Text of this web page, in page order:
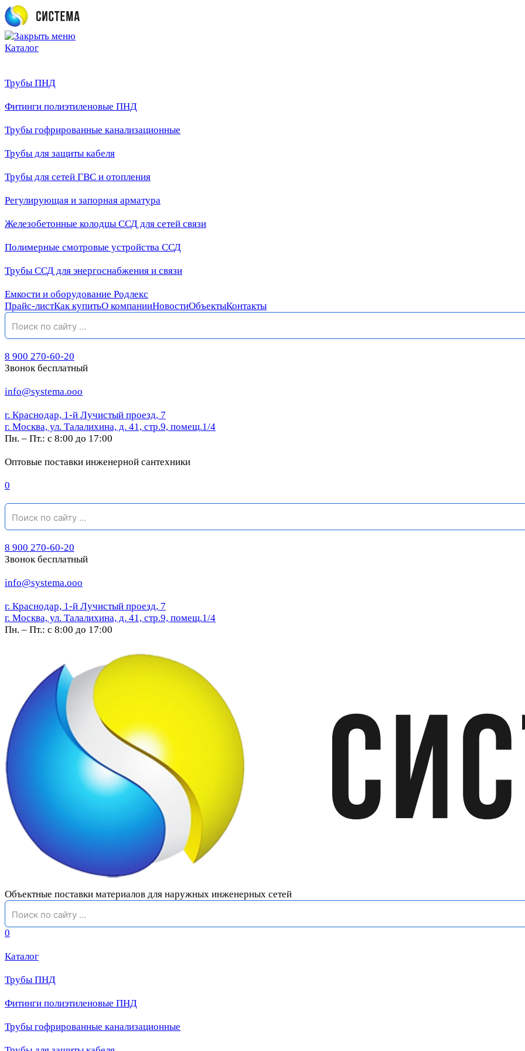
Каталог
Трубы ПНД
Фитинги полиэтиленовые ПНД
Трубы гофрированные канализационные
Трубы для защиты кабеля
Трубы для сетей ГВС и отопления
Регулирующая и запорная арматура
Железобетонные колодцы ССД для сетей связи
Полимерные смотровые устройства ССД
Трубы ССД для энергоснабжения и связи
Емкости и оборудование Родлекс
Прайс-листКак купитьО компанииНовостиОбъектыКонтакты
8 900 270-60-20
Звонок бесплатный
info@systema.ooo
г. Краснодар, 1-й Лучистый проезд, 7
г. Москва, ул. Талалихина, д. 41, стр.9, помещ.1/4
Пн. – Пт.: с 8:00 до 17:00
Оптовые поставки инженерной сантехники
0
8 900 270-60-20
Звонок бесплатный
info@systema.ooo
г. Краснодар, 1-й Лучистый проезд, 7
г. Москва, ул. Талалихина, д. 41, стр.9, помещ.1/4
Пн. – Пт.: с 8:00 до 17:00
Объектные поставки материалов для наружных инженерных сетей
0
Каталог
Трубы ПНД
Фитинги полиэтиленовые ПНД
Трубы гофрированные канализационные